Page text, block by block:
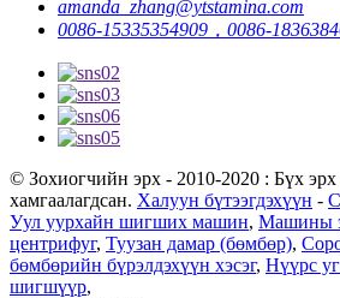
amanda_zhang@ytstamina.com
0086-15335354909，0086-
© Зохиогчийн эрх - 2010-2020 : Бүх эрх
хамгаалагдсан. Халуун бүтээгдэхүүн -
Уул уурхайн шигших машин, Машины
центрифуг, Туузан дамар (бөмбөр),
бөмбөрийн бүрэлдэхүүн хэсэг, Нүүрс
шигшүүр,